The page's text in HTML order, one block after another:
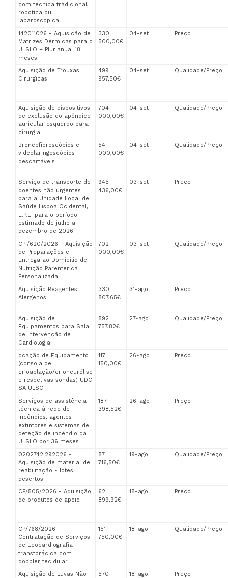
com técnica tradicional,
robótica ou
laparoscópica
142011026 - Aquisição de
Matrizes Dérmicas para o
ULSLO – Plurianual 18
meses
330
500,00€
04-set Preço
Aquisição de Trouxas
Cirúrgicas
499
957,50€
04-set Qualidade/Preço
Aquisição de dispositivos
de exclusão do apêndice
auricular esquerdo para
cirurgia
704
000,00€
04-set Qualidade/Preço
Broncofibroscópios e
videolaringoscópios
descartáveis
54
000,00€
04-set Qualidade/Preço
Serviço de transporte de
doentes não urgentes
para a Unidade Local de
Saúde Lisboa Ocidental,
E.P.E. para o período
estimado de julho a
dezembro de 2026
945
436,00€
03-set Preço
CPI/620/2026 - Aquisição
de Preparações e
Entrega ao Domicílio de
Nutrição Parentérica
Personalizada
702
000,00€
03-set Qualidade/Preço
Aquisição Reagentes
Alérgenos
330
807,65€
31-ago Preço
Aquisição de
Equipamentos para Sala
de Intervenção de
Cardiologia
892
757,82€
27-ago Qualidade/Preço
ocação de Equipamento
(consola de
crioablação/crioneurólise
e respetivas sondas) UDC
SA ULSC
117
150,00€
26-ago Preço
Serviços de assistência
técnica à rede de
incêndios, agentes
extintores e sistemas de
deteção de incêndio da
ULSLO por 36 meses
187
398,52€
26-ago Preço
0202742.292026 -
Aquisição de material de
reabilitação - lotes
desertos
87
716,50€
19-ago Qualidade/Preço
CP/505/2026 - Aquisição
de produtos de apoio
62
899,92€
18-ago Preço
CP/768/2026 -
Contratação de Serviços
de Ecocardiografia
transtorácica com
doppler tecidular
151
750,00€
18-ago Qualidade/Preço
Aquisição de Luvas Não
570
18-ago Preço